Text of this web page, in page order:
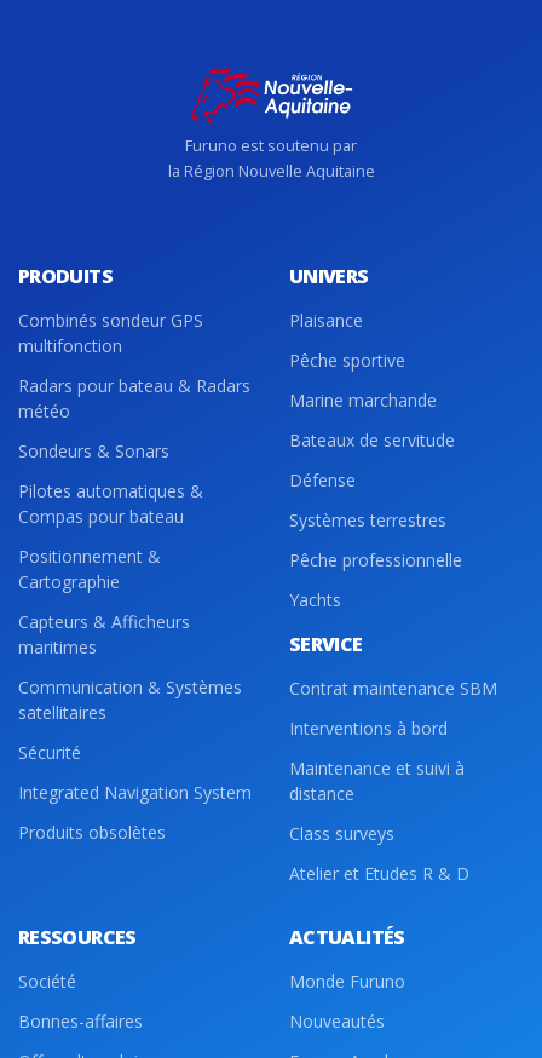
Furuno est soutenu par
la Région Nouvelle Aquitaine
PRODUITS
Combinés sondeur GPS
multifonction
Radars pour bateau & Radars
météo
Sondeurs & Sonars
Pilotes automatiques &
Compas pour bateau
Positionnement &
Cartographie
Capteurs & Afficheurs
maritimes
Communication & Systèmes
satellitaires
Sécurité
Integrated Navigation System
Produits obsolètes
UNIVERS
Plaisance
Pêche sportive
Marine marchande
Bateaux de servitude
Défense
Systèmes terrestres
Pêche professionnelle
Yachts
SERVICE
Contrat maintenance SBM
Interventions à bord
Maintenance et suivi à
distance
Class surveys
Atelier et Etudes R & D
RESSOURCES
Société
Bonnes-affaires
ACTUALITÉS
Monde Furuno
Nouveautés